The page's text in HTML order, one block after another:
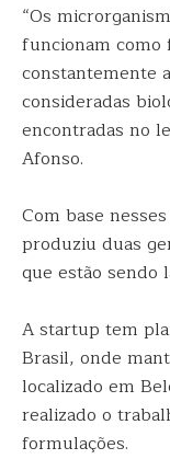
“Os
funcionam como
constantemente
consideradas
encontradas no
Afonso.
Com base
produziu duas
que estão sendo
A startup tem
Brasil, onde
localizado em
realizado o
formulações.